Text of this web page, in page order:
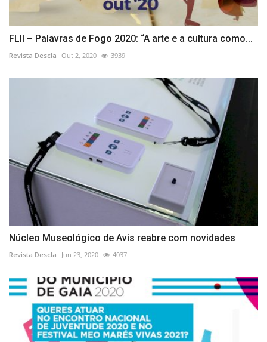
FLII – Palavras de Fogo 2020: “A arte e a cultura como...
Revista Descla Out 2, 2020 3939
Núcleo Museológico de Avis reabre com novidades
Revista Descla Jun 23, 2020 4037